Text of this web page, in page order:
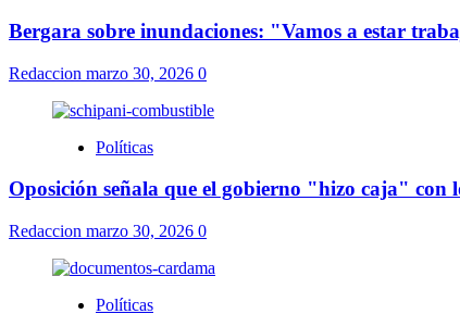
Bergara sobre inundaciones: "Vamos a estar
Redaccion marzo 30, 2026 0
Políticas
Oposición señala que el gobierno "hizo caja" con
Redaccion marzo 30, 2026 0
Políticas